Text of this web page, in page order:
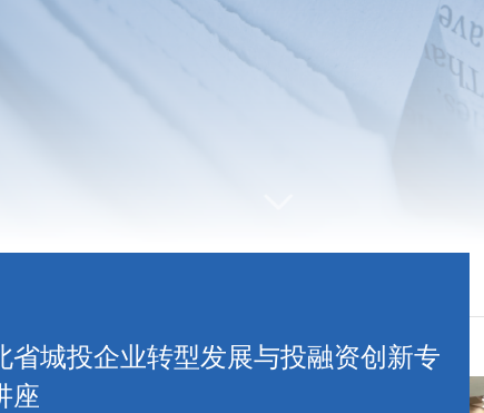
省城投企业转型发展与投融资创新专
座